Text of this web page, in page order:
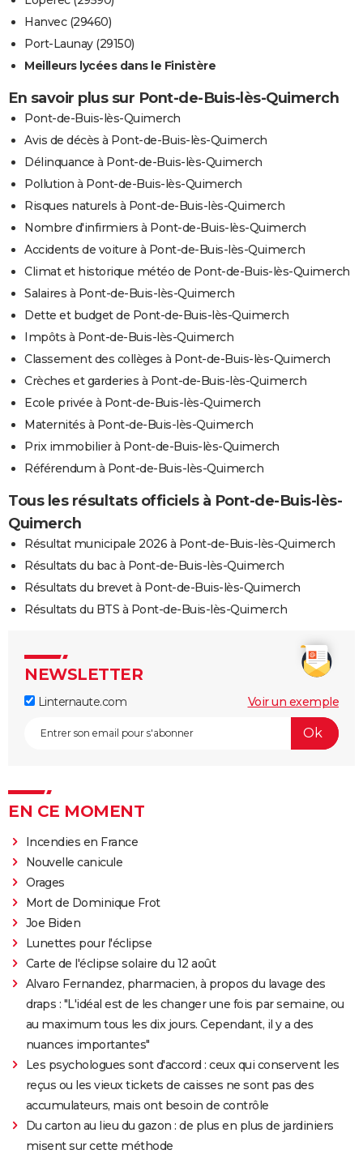
Hanvec (29460)
Port-Launay (29150)
Meilleurs lycées dans le Finistère
En savoir plus sur Pont-de-Buis-lès-Quimerch
Pont-de-Buis-lès-Quimerch
Avis de décès à Pont-de-Buis-lès-Quimerch
Délinquance à Pont-de-Buis-lès-Quimerch
Pollution à Pont-de-Buis-lès-Quimerch
Risques naturels à Pont-de-Buis-lès-Quimerch
Nombre d'infirmiers à Pont-de-Buis-lès-Quimerch
Accidents de voiture à Pont-de-Buis-lès-Quimerch
Climat et historique météo de Pont-de-Buis-lès-Quimerch
Salaires à Pont-de-Buis-lès-Quimerch
Dette et budget de Pont-de-Buis-lès-Quimerch
Impôts à Pont-de-Buis-lès-Quimerch
Classement des collèges à Pont-de-Buis-lès-Quimerch
Crèches et garderies à Pont-de-Buis-lès-Quimerch
Ecole privée à Pont-de-Buis-lès-Quimerch
Maternités à Pont-de-Buis-lès-Quimerch
Prix immobilier à Pont-de-Buis-lès-Quimerch
Référendum à Pont-de-Buis-lès-Quimerch
Tous les résultats officiels à Pont-de-Buis-lès-
Quimerch
Résultat municipale 2026 à Pont-de-Buis-lès-Quimerch
Résultats du bac à Pont-de-Buis-lès-Quimerch
Résultats du brevet à Pont-de-Buis-lès-Quimerch
Résultats du BTS à Pont-de-Buis-lès-Quimerch
NEWSLETTER
Linternaute.com Voir un exemple
EN CE MOMENT
Incendies en France
Nouvelle canicule
Orages
Mort de Dominique Frot
Joe Biden
Lunettes pour l'éclipse
Carte de l'éclipse solaire du 12 août
Alvaro Fernandez, pharmacien, à propos du lavage des
draps : "L'idéal est de les changer une fois par semaine, ou
au maximum tous les dix jours. Cependant, il y a des
nuances importantes"
Les psychologues sont d'accord : ceux qui conservent les
reçus ou les vieux tickets de caisses ne sont pas des
accumulateurs, mais ont besoin de contrôle
Du carton au lieu du gazon : de plus en plus de jardiniers
misent sur cette méthode